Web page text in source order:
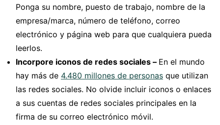
Ponga su nombre, puesto de trabajo, nombre de la
empresa/marca, número de teléfono, correo
electrónico y página web para que cualquiera pueda
leerlos.
Incorpore iconos de redes sociales – En el mundo
hay más de 4.480 millones de personas que utilizan
las redes sociales. No olvide incluir iconos o enlaces
a sus cuentas de redes sociales principales en la
firma de su correo electrónico móvil.